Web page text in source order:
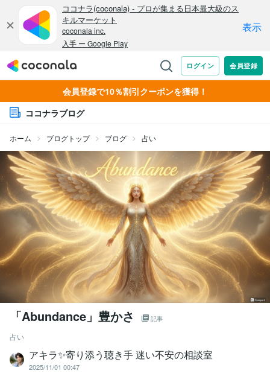
会員登録で10％割引クーポンを獲得！
ココナラブログ
ホーム ブログトップ ブログ 占い
「Abundance」豊かさ 記事
占い
アキラ✨寄り添う聴き手 迷い不安の相談室
2025/11/01 00:47